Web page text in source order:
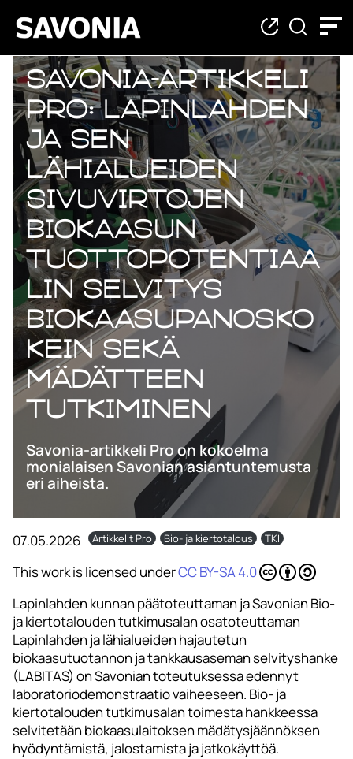
Savonia-artikkeli
Pro: Lapinlahden
ja sen
lähialueiden
sivuvirtojen
biokaasun
tuottopotentiaa
lin selvitys
biokaasupanosko
kein sekä
mädätteen
tutkiminen
Savonia-artikkeli Pro on kokoelma
monialaisen Savonian asiantuntemusta
eri aiheista.
07.05.2026 Artikkelit Pro Bio- ja kiertotalous TKI
This work is licensed underCC BY-SA 4.0
Lapinlahden kunnan päätoteuttaman ja Savonian Bio-
ja kiertotalouden tutkimusalan osatoteuttaman
Lapinlahden ja lähialueiden hajautetun
biokaasutuotannon ja tankkausaseman selvityshanke
(LABITAS) on Savonian toteutuksessa edennyt
laboratoriodemonstraatio vaiheeseen. Bio- ja
kiertotalouden tutkimusalan toimesta hankkeessa
selvitetään biokaasulaitoksen mädätysjäännöksen
hyödyntämistä, jalostamista ja jatkokäyttöä.